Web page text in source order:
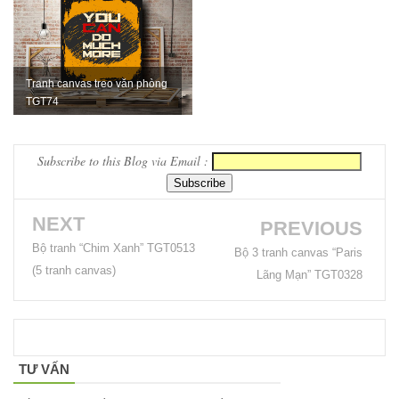
tiếp khách
văn phòng
ghế bọc vải
màu xám
Bộ bàn ghế
spa, nail,
studio, văn
phòng, căn
hồng
Ghế
gaming, ghế
Tranh canvas treo văn phòng
TGT74
Subscribe to this Blog via Email :
NEXT
Bộ tranh “Chim Xanh” TGT0513
(5 tranh canvas)
PREVIOUS
Bộ 3 tranh canvas “Paris
Lãng Mạn” TGT0328
TƯ VẤN